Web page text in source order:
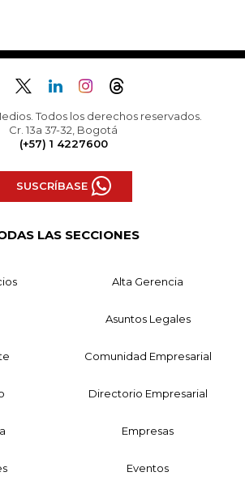
Todos los derechos reservados.
Cr. 13a 37-32, Bogotá
(+57) 1 4227600
SUSCRÍBASE
LAS SECCIONES
Alta Gerencia
Asuntos Legales
Comunidad Empresarial
Directorio Empresarial
Empresas
Eventos